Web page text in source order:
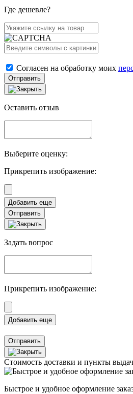
Где дешевле?
Согласен на обработку моих
Отправить
Оставить отзыв
Выберите оценку:
Прикрепить изображение:
Отправить
Задать вопрос
Прикрепить изображение:
Отправить
Стоимость доставки и пункты
Быстрое и удобное оформление